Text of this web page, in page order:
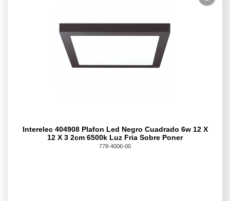
Interelec 404908 Plafon Led Negro Cuadrado 6w 12 X
12 X 3 2cm 6500k Luz Fria Sobre Poner
778-4006-00